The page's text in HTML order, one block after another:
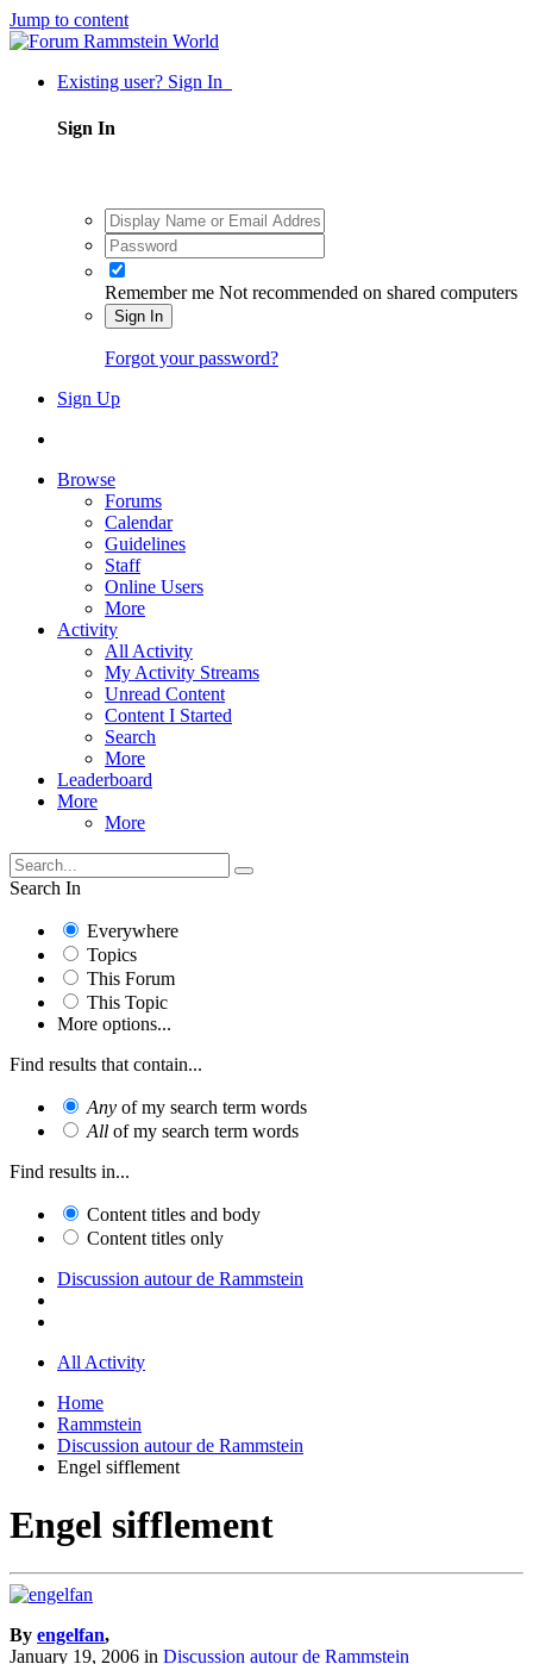
Jump to content
Existing user? Sign In
Sign In
Remember me Not recommended on shared computers
Sign In
Forgot your password?
Sign Up
Browse
Forums
Calendar
Guidelines
Staff
Online Users
More
Activity
All Activity
My Activity Streams
Unread Content
Content I Started
Search
More
Leaderboard
More
More
Search In
Everywhere
Topics
This Forum
This Topic
More options...
Find results that contain...
Any of my search term words
All of my search term words
Find results in...
Content titles and body
Content titles only
Discussion autour de Rammstein
All Activity
Home
Rammstein
Discussion autour de Rammstein
Engel sifflement
Engel sifflement
By engelfan,
January 19, 2006 in Discussion autour de Rammstein